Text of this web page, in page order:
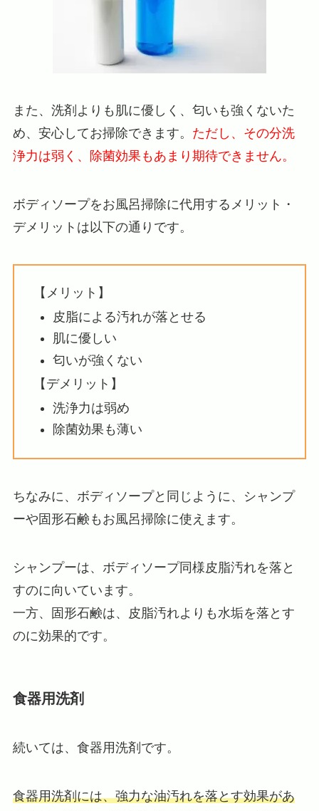
また、洗剤よりも肌に優しく、匂いも強くないた
め、安心してお掃除できます。 ただし、その分洗
浄力は弱く、除菌効果もあまり期待できません。
ボディソープをお風呂掃除に代用するメリット・
デメリットは以下の通りです。
【メリット】
皮脂による汚れが落とせる
肌に優しい
匂いが強くない
【デメリット】
洗浄力は弱め
除菌効果も薄い
ちなみに、ボディソープと同じように、シャンプ
ーや固形石鹸もお風呂掃除に使えます。
シャンプーは、ボディソープ同様皮脂汚れを落と
すのに向いています。
一方、固形石鹸は、皮脂汚れよりも水垢を落とす
のに効果的です。
食器用洗剤
続いては、食器用洗剤です。
食器用洗剤には、強力な油汚れを落とす効果があ